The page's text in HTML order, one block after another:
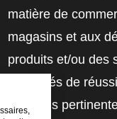
matière de
magasins et aux
produits et/ou des
employés de
solutions